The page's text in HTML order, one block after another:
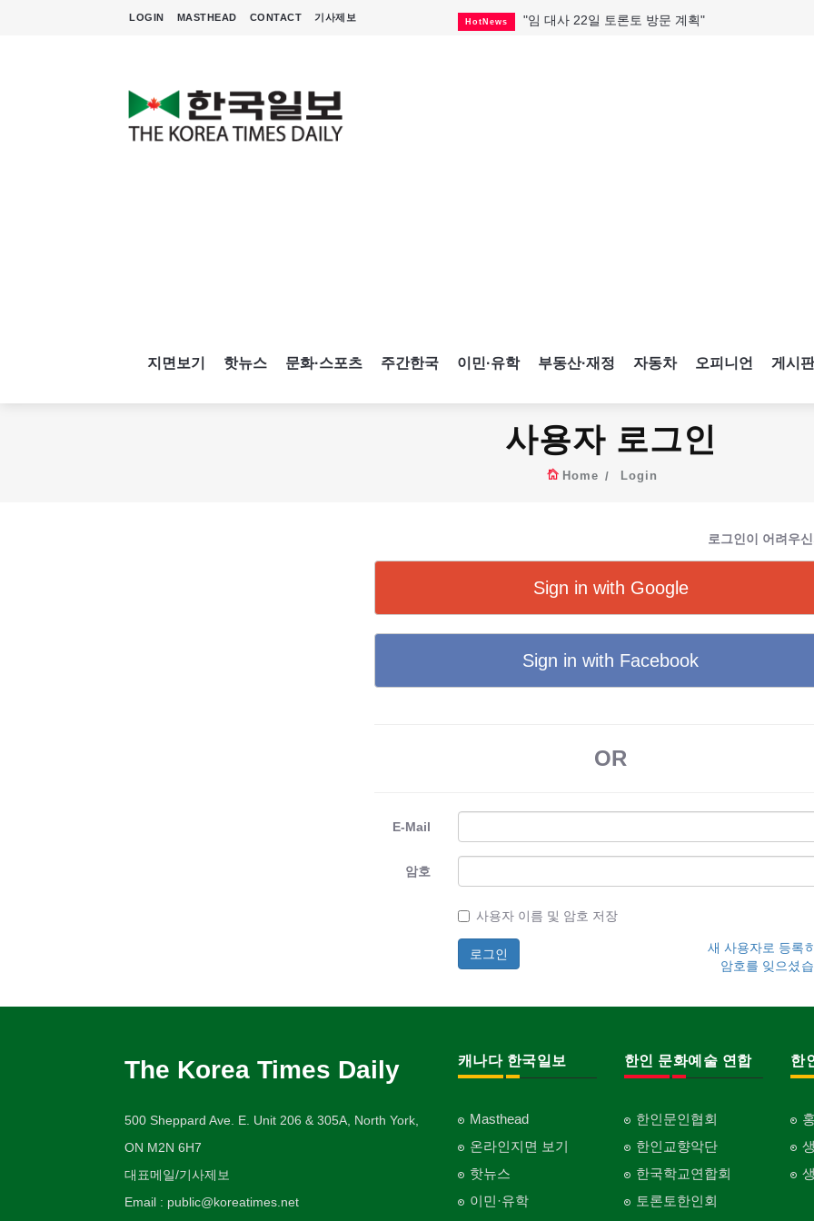
LOGIN MASTHEAD CONTACT 기사제보 HotNews "임 대사 22일 토론토 방문 계획"
지면보기 핫뉴스 문화·스포츠 주간한국 이민·유학 부동산·재정 자동차 오피니언 게시판
사용자 로그인
Home Login
로그인이 어려우
Sign in with Google
Sign in with Facebook
OR
E-Mail
암호
사용자 이름 및 암호 저장
새 사용자로 등록
암호를 잊으셨
The Korea Times Daily
500 Sheppard Ave. E. Unit 206 & 305A, North York,
ON M2N 6H7
대표메일/기사제보
Email : public@koreatimes.net
캐나다 한국일보
Masthead
온라인지면 보기
핫뉴스
이민·유학
한인 문화예술 연합
한인문인협회
한인교향악단
한국학교연합회
토론토한인회
한